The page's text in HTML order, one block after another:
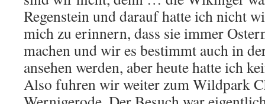
Regenstein und darauf hatte ich nicht
mich zu erinnern, dass sie immer
machen und wir es bestimmt auch in
ansehen werden, aber heute hatte ich
Also fuhren wir weiter zum Wildpark